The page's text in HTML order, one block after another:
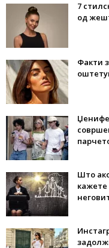
7
од
Факти
Што
кажете